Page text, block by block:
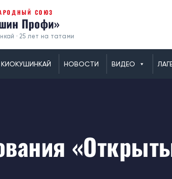
СОЮЗ
Профи»
· 25 лет на татами
НОВОСТИ ВИДЕО